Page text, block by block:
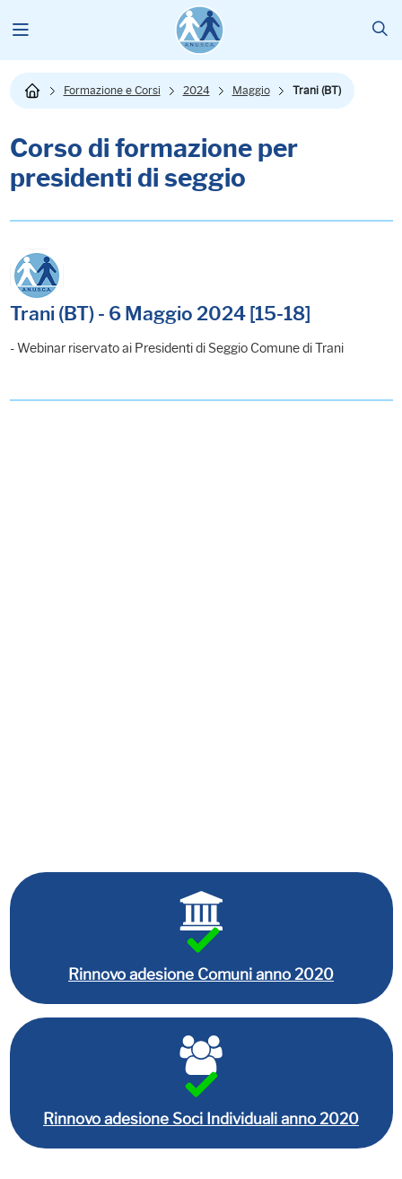
Formazione e Corsi 2024 Maggio Trani (BT)
Corso di formazione per
presidenti di seggio
Trani (BT) - 6 Maggio 2024 [15-18]
- Webinar riservato ai Presidenti di Seggio Comune di Trani
Rinnovo adesione Comuni anno 2020
Rinnovo adesione Soci Individuali anno 2020